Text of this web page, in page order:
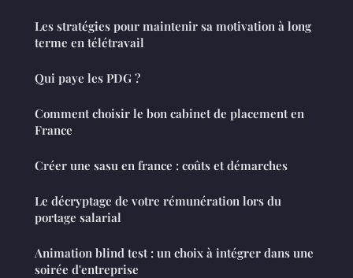
Les stratégies pour maintenir sa motivation à long
terme en télétravail
Qui paye les PDG ?
Comment choisir le bon cabinet de placement en
France
Créer une sasu en france : coûts et démarches
Le décryptage de votre rémunération lors du
portage salarial
Animation blind test : un choix à intégrer dans une
soirée d'entreprise